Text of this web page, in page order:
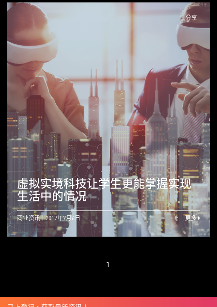
分享
虚拟实境科技让学生更能掌握实现
生活中的情况
商业资讯 2017年7月6日 更多
1